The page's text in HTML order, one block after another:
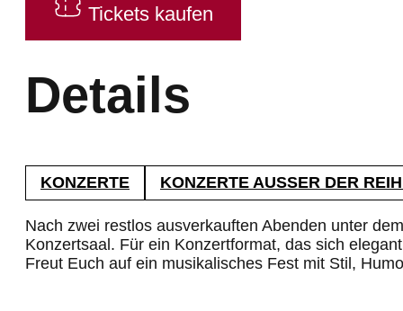
Tickets kaufen
Details
KONZERTE KONZERTE AUSSER DER REIHE
Nach zwei restlos ausverkauften Abenden unter
Konzertsaal. Für ein Konzertformat, das sich
Freut Euch auf ein musikalisches Fest mit Stil,